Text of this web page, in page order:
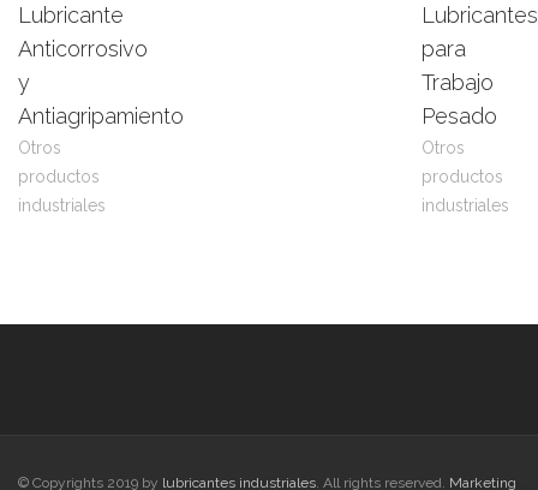
Lubricante
Anticorrosivo
y
Antiagripamiento
Otros
productos
industriales
Lubricantes
para
Trabajo
Pesado
Otros
productos
industriales
© Copyrights 2019 by lubricantes industriales . All rights reserved. Marketing